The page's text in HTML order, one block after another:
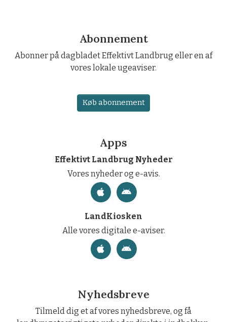
Abonnement
Abonner på dagbladet Effektivt Landbrug eller en af
vores lokale ugeaviser.
Køb abonnement
Apps
Effektivt Landbrug Nyheder
Vores nyheder og e-avis.
LandKiosken
Alle vores digitale e-aviser.
Nyhedsbreve
Tilmeld dig et af vores nyhedsbreve, og få